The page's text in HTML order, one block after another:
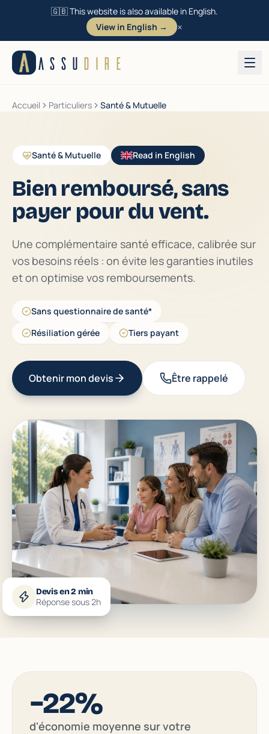
🇬🇧 This website is also available in English.
View in English →
×
Aller au contenu
ASSU DIRE
Accueil Particuliers Santé & Mutuelle
Santé & Mutuelle Read in English
Bien remboursé, sans
payer pour du vent.
Une complémentaire santé efficace, calibrée sur
vos besoins réels : on évite les garanties inutiles
et on optimise vos remboursements.
Sans questionnaire de santé*
Résiliation gérée
Tiers payant
Obtenir mon devis Être rappelé
Devis en 2 min
Réponse sous 2h
−22%
d'économie moyenne sur votre